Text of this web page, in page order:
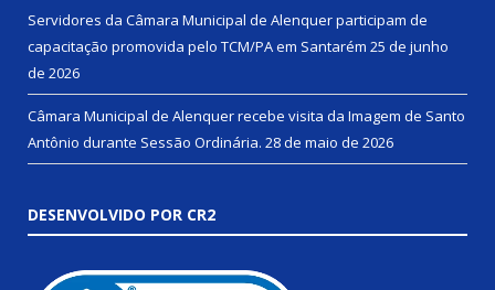
Servidores da Câmara Municipal de Alenquer participam de
capacitação promovida pelo TCM/PA em Santarém 25 de junho
de 2026
Câmara Municipal de Alenquer recebe visita da Imagem de Santo
Antônio durante Sessão Ordinária. 28 de maio de 2026
DESENVOLVIDO POR CR2